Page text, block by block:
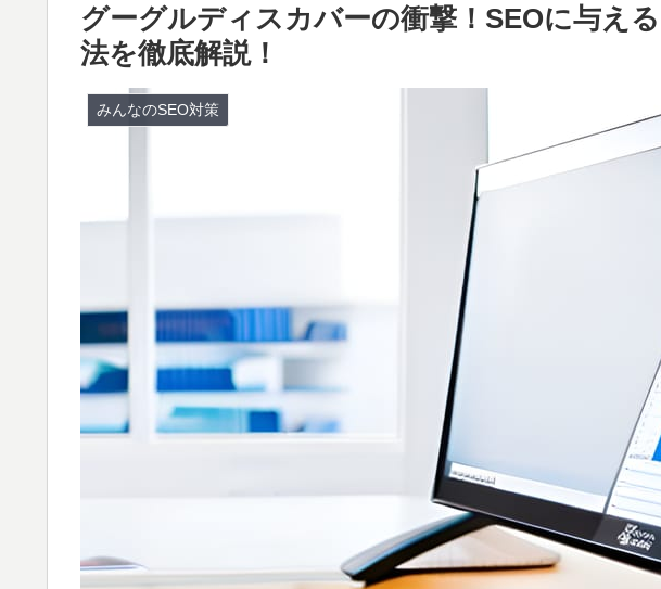
グーグルディスカバーの衝撃！SEOに与え
法を徹底解説！
みんなのSEO対策